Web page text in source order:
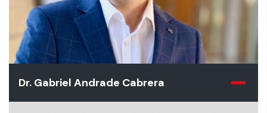
Dr. Gabriel Andrade Cabrera